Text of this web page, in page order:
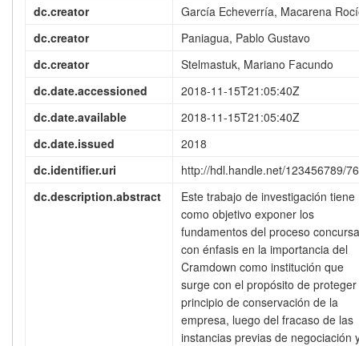
dc.creator
García Echeverría, Macarena
dc.creator
Paniagua, Pablo Gustavo
dc.creator
Stelmastuk, Mariano Facundo
dc.date.accessioned
2018-11-15T21:05:40Z
dc.date.available
2018-11-15T21:05:40Z
dc.date.issued
2018
dc.identifier.uri
http://hdl.handle.net/123456789/
dc.description.abstract
Este trabajo de investigación tiene
como objetivo exponer los
fundamentos del proceso
con énfasis en la importancia del
Cramdown como institución que
surge con el propósito de
principio de conservación de la
empresa, luego del fracaso de las
instancias previas de negociación